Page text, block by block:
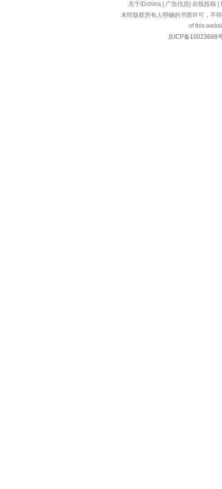
关于IDchina 广告信息 在线投稿
未经版权所有人明确的书面许可，不
of this
京ICP备10023688